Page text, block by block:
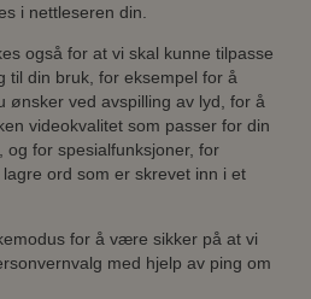
i nettleseren din.
også for at vi skal kunne tilpasse
til din bruk, for eksempel for å
ønsker ved avspilling av lyd, for å
videokvalitet som passer for din
og for spesialfunksjoner, for
ord som er skrevet inn i et
for å være sikker på at vi
med hjelp av ping om